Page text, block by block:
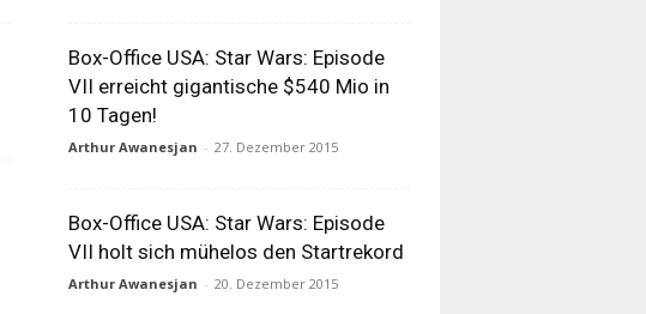
Box-Office USA: Star Wars: Episode
VII erreicht gigantische $540 Mio in
10 Tagen!
Arthur Awanesjan - 27. Dezember 2015
Box-Office USA: Star Wars: Episode
VII holt sich mühelos den Startrekord
Arthur Awanesjan - 20. Dezember 2015